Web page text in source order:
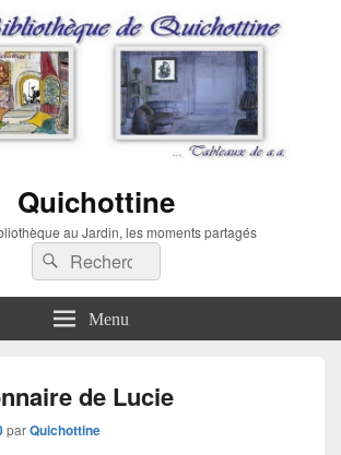
Quichottine
au Jardin, les moments partagés
Recherche :
Rechercher
Menu
de Lucie
parQuichottine